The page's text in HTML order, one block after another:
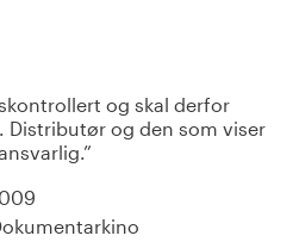
og skal derfor
Distributør og den som viser